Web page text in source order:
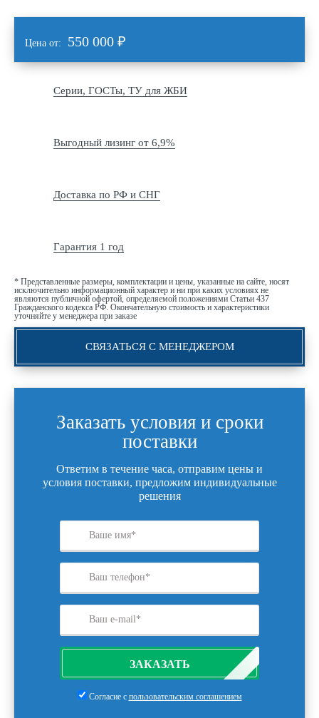
Цена от: 550 000 ₽
Серии, ГОСТы, ТУ для ЖБИ
Выгодный лизинг от 6,9%
Доставка по РФ и СНГ
Гарантия 1 год
* Представленные размеры, комплектации и цены, указанные на сайте, носят
исключительно информационный характер и ни при каких условиях не
являются публичной офертой, определяемой положениями Статьи 437
Гражданского кодекса РФ. Окончательную стоимость и характеристики
уточняйте у менеджера при заказе
СВЯЗАТЬСЯ С МЕНЕДЖЕРОМ
Заказать условия и сроки
поставки
Ответим в течение часа, отправим цены и
условия поставки, предложим индивидуальные
решения
ЗАКАЗАТЬ
Согласие с пользовательским соглашением